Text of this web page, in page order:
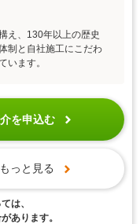
え、130年以上の歴史
制と自社施工にこだわ
います。
を申込む
っと見る
は、
あります。